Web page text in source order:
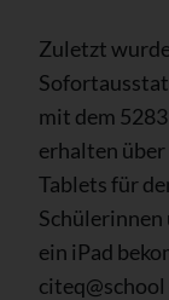
Zuletzt
mit dem
erhalten
Tablets für
Schülerinnen
ein iPad